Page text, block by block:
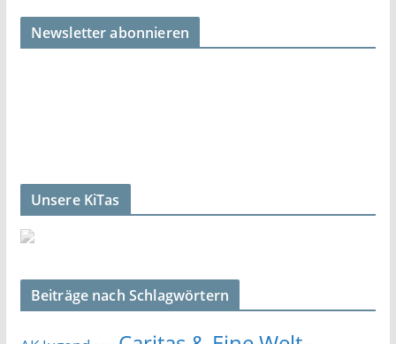
Newsletter abonnieren
Unsere KiTas
Beiträge nach Schlagwörtern